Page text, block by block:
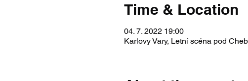
Time & Location
04. 7. 2022 19:00
Karlovy Vary, Letní scéna pod